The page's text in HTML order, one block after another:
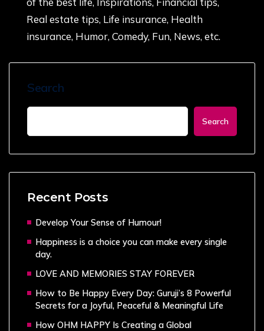
Real estate tips, Life insurance, Health
insurance, Humor, Comedy, Fun, News, etc.
Search
Search
Recent Posts
Develop Your Sense of Humour!
Happiness is a choice you can make every single
day.
LOVE AND MEMORIES STAY FOREVER
How to Be Happy Every Day: Guruji’s 8 Powerful
Secrets for a Joyful, Peaceful & Meaningful Life
How OHM HAPPY Is Creating a Global